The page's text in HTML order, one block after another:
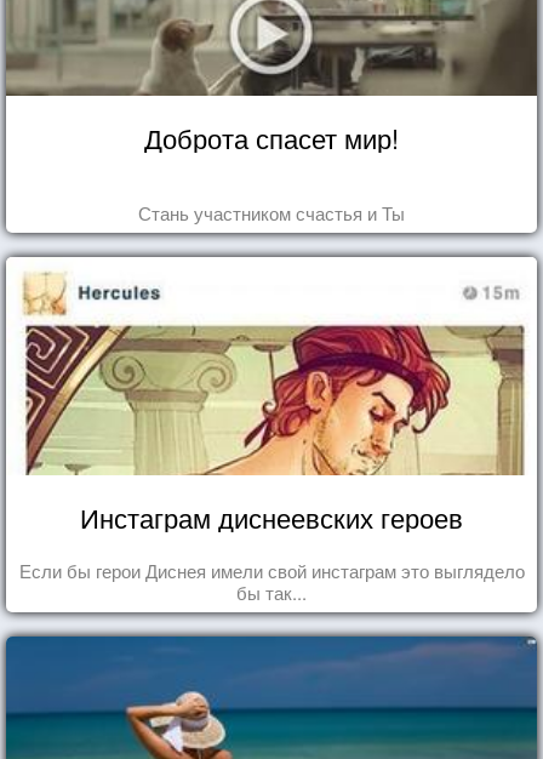
Доброта спасет мир!
Стань участником счастья и Ты
Инстаграм диснеевских героев
Если бы герои Диснея имели свой инстаграм это выглядело
бы так...